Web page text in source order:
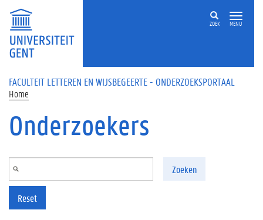
Overslaan en naar de inhoud gaan
ZOEK MENU
FACULTEIT LETTEREN EN WIJSBEGEERTE - ONDERZOEKSPORTAAL
Home
Onderzoekers
Zoeken
Reset